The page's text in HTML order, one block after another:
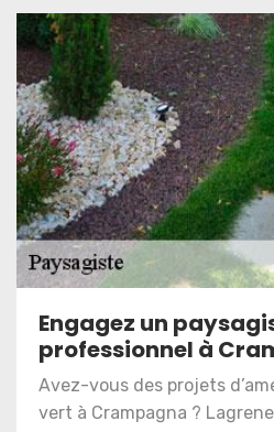
Engagez un
professionnel à
Avez-vous des projets
vert à Crampagna ?